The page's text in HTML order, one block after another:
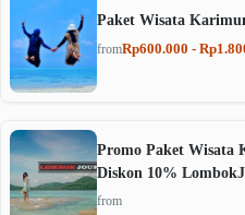
Paket Wisata
fromRp600.000 -
Promo Paket Wisata
Diskon 10%
from